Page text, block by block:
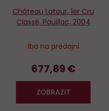
Château Latour, 1er Cru
Classé, Pauillac, 2004
Iba na predajni
677,89 €
ZOBRAZIT